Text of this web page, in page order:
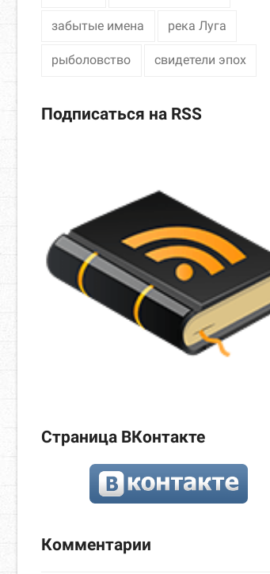
забытые имена река Луга
рыболовство свидетели эпох
Подписаться на RSS
Страница ВКонтакте
Комментарии